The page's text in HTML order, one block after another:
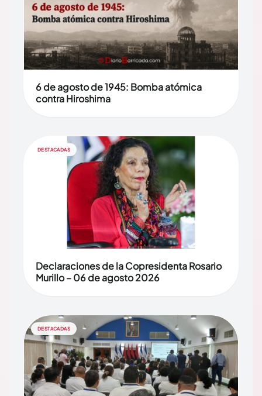
6 de agosto de 1945: Bomba atómica
contra Hiroshima
DESTACADAS
Declaraciones de la Copresidenta Rosario
Murillo – 06 de agosto 2026
DESTACADAS